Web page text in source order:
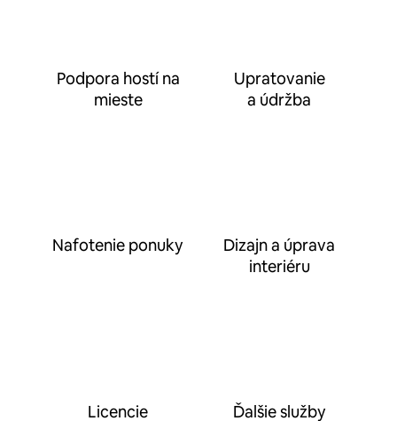
Podpora hostí na
mieste
Upratovanie
a údržba
Nafotenie ponuky
Dizajn a úprava
interiéru
Licencie Ďalšie služby